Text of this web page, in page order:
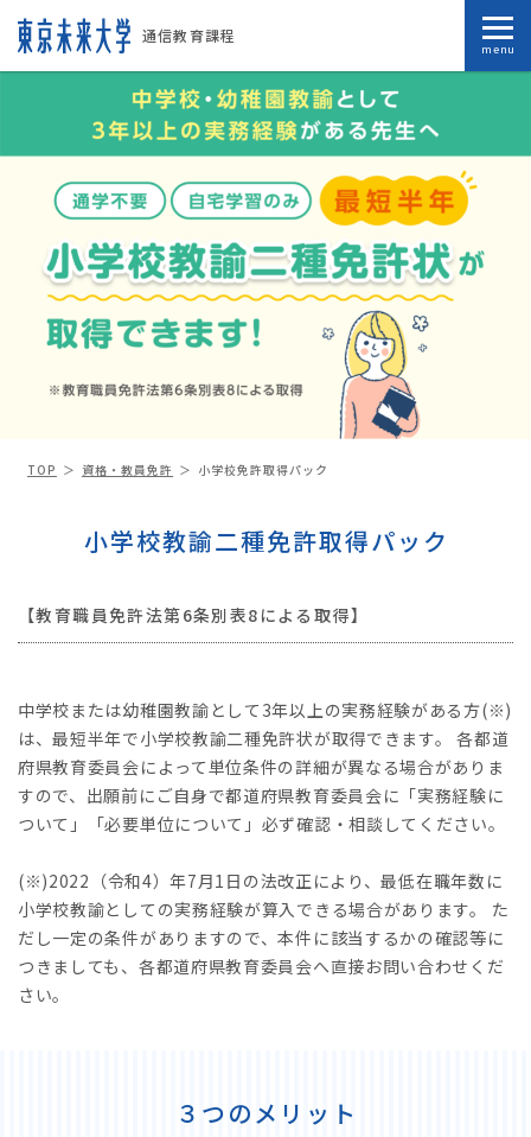
通信教育課程
menu
TOP 資格・教員免許 小学校免許取得パック
小学校教諭二種免許取得パック
【教育職員免許法第6条別表8による取得】
中学校または幼稚園教諭として3年以上の実務経験がある方(※)
は、最短半年で小学校教諭二種免許状が取得できます。 各都道
府県教育委員会によって単位条件の詳細が異なる場合がありま
すので、出願前にご自身で都道府県教育委員会に「実務経験に
ついて」「必要単位について」必ず確認・相談してください。
(※)2022（令和4）年7月1日の法改正により、最低在職年数に
小学校教諭としての実務経験が算入できる場合があります。 た
だし一定の条件がありますので、本件に該当するかの確認等に
つきましても、各都道府県教育委員会へ直接お問い合わせくだ
さい。
３つのメリット